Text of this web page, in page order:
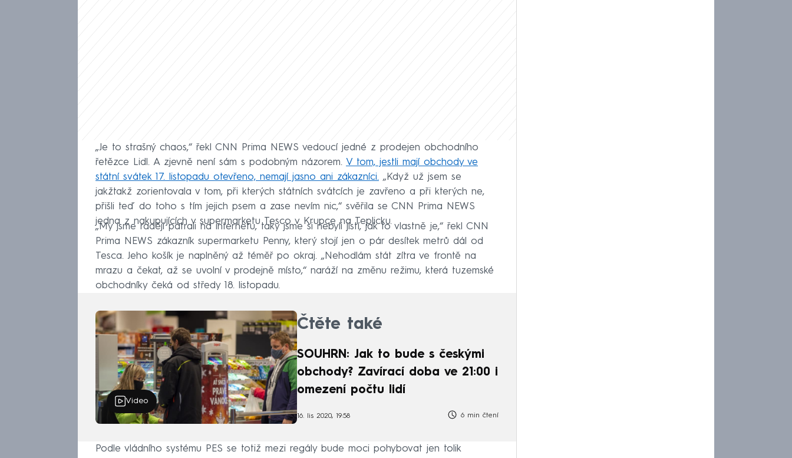
„Je to strašný chaos,“ řekl CNN Prima NEWS vedoucí jedné z prodejen obchodního
řetězce Lidl. A zjevně není sám s podobným názorem. V tom, jestli mají obchody ve
státní svátek 17. listopadu otevřeno, nemají jasno ani zákazníci. „Když už jsem se
jakžtakž zorientovala v tom, při kterých státních svátcích je zavřeno a při kterých ne,
přišli teď do toho s tím jejich psem a zase nevím nic,“ svěřila se CNN Prima NEWS
jedna z nakupujících v supermarketu Tesco v Krupce na Teplicku.
„My jsme raději pátrali na internetu, taky jsme si nebyli jistí, jak to vlastně je,“ řekl CNN
Prima NEWS zákazník supermarketu Penny, který stojí jen o pár desítek metrů dál od
Tesca. Jeho košík je naplněný až téměř po okraj. „Nehodlám stát zítra ve frontě na
mrazu a čekat, až se uvolní v prodejně místo,“ naráží na změnu režimu, která tuzemské
obchodníky čeká od středy 18. listopadu.
Video
Čtěte také
SOUHRN: Jak to bude s českými
obchody? Zavírací doba ve 21:00 i
omezení počtu lidí
16. lis 2020, 19:58 6 min čtení
Podle vládního systému PES se totiž mezi regály bude moci pohybovat jen tolik